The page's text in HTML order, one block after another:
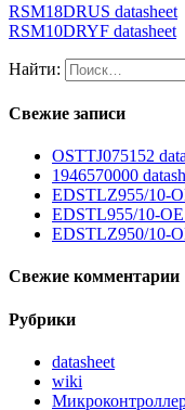
RSM18DRUS datasheet
RSM10DRYF datasheet
Найти:
Свежие записи
OSTTJ075152
1946570000
EDSTLZ955/10-
EDSTL955/10-OE
EDSTLZ950/10-
Свежие комментарии
Рубрики
datasheet
wiki